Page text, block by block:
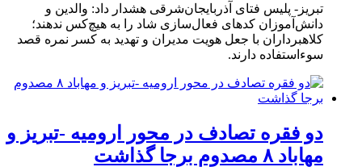
تبریز- پلیس فتای آذربایجان‌شرقی هشدار داد: والدین و
دانش‌آموزان کدهای فعال‌سازی شاد را به هیچ‌کس ندهند؛
کلاهبرداران با جعل هویت مدیران و تهدید به کسر نمره قصد
سوءاستفاده دارند.
دو فقره تصادف در محور ارومیه -تبریز و
مهاباد ۸ مصدوم برجا گذاشت